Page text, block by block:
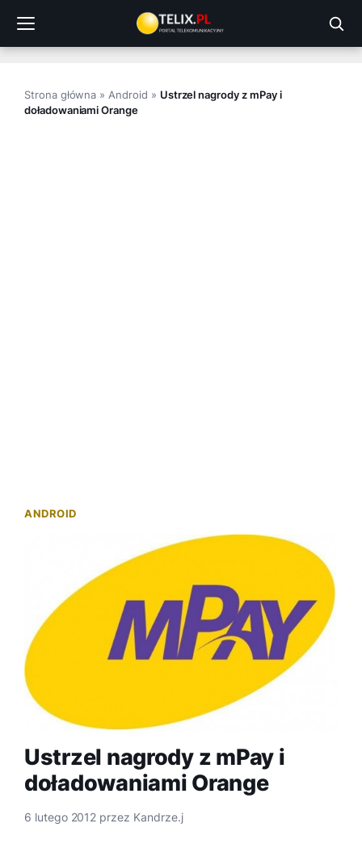
treści
Strona główna » Android » Ustrzel nagrody z mPay i
doładowaniami Orange
ANDROID
Ustrzel nagrody z mPay i
doładowaniami Orange
6 lutego 2012 przez Kandrze.j